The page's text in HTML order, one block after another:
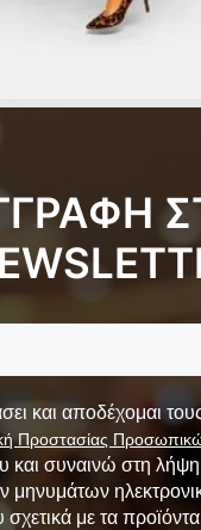
και αποδέχομαι
Προστασίας
και συναινώ στη λήψη
μηνυμάτων
με τα